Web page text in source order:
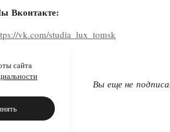
Вконтакте:
vk.com/studia_lux_tomsk
Вы еще не
сайта